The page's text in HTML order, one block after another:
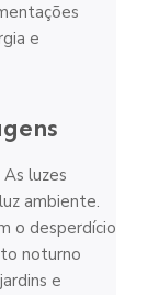
e
As luzes
ambiente.
o desperdício
noturno
e